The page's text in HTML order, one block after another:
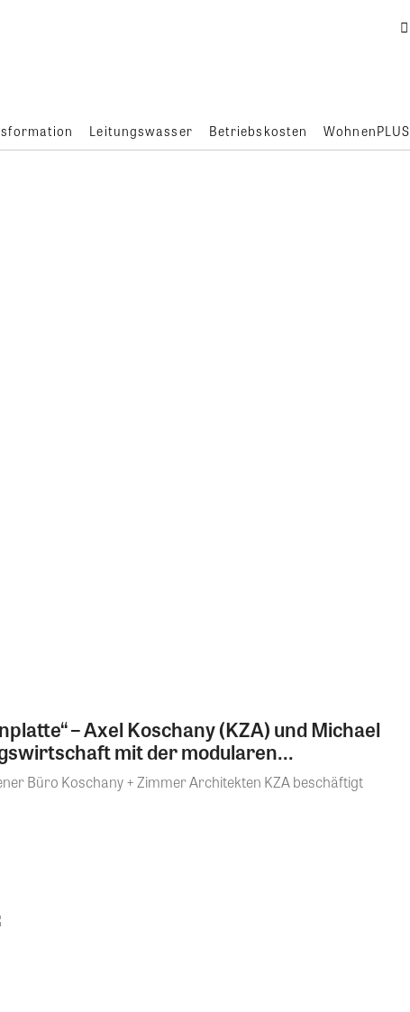
Leitungswasser Betriebskosten WohnenPLUS
– Axel Koschany (KZA) und Michael
mit der modularen...
Büro Koschany + Zimmer Architekten KZA beschäftigt